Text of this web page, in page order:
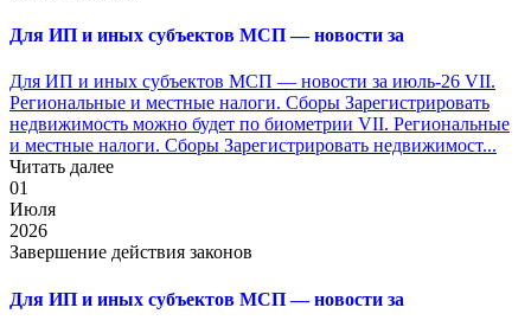
Для ИП и иных субъектов МСП — новости за
Для ИП и иных субъектов МСП — новости за июль-26 VII.
Региональные и местные налоги. Сборы Зарегистрировать
недвижимость можно будет по биометрии VII. Региональные
и местные налоги. Сборы Зарегистрировать недвижимост...
Читать далее
01
Июля
2026
Завершение действия законов
Для ИП и иных субъектов МСП — новости за